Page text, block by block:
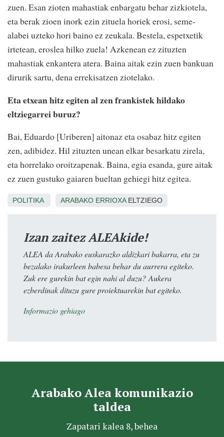
zuen. Esan zioten mahastiak enbargatu behar zizkiotela,
eta berak zioen inork ezin zituela horiek erosi, seme-
alabei uzteko hori baino ez zeukala. Bestela, espetxetik
irtetean, eroslea hilko zuela! Azkenean ez zituzten
mahastiak enkantera atera. Baina aitak ezin zuen bankuan
dirurik sartu, dena errekisatzen ziotelako.
Eta etxean hitz egiten al zen frankistek hildako
eltziegarrei buruz?
Bai, Eduardo [Uriberen] aitonaz eta osabaz hitz egiten
zen, adibidez. Hil zituzten unean elkar besarkatu zirela,
eta horrelako oroitzapenak. Baina, egia esanda, gure aitak
ez zuen gustuko gaiaren bueltan gehiegi hitz egitea.
POLITIKA ARABAKO ERRIOXAELTZIEGO
Izan zaitez ALEAkide!
ALEA da Arabako euskarazko aldizkari bakarra, eta zu
bezalako irakurleen babesa behar du aurrera egiteko.
Zuk ere gurekin bat egin nahi al duzu? Aukera
ezberdinak dituzu gure proiektuarekin bat egiteko.
Informazio gehiago
Arabako Alea komunikazio
taldea
Zapatari kalea 8, behea